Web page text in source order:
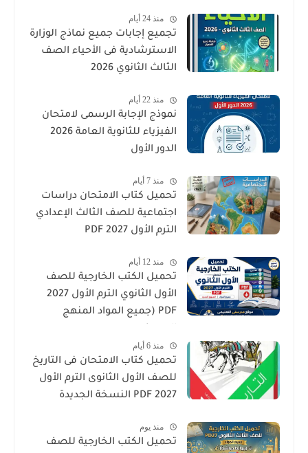
منذ 24 أيام
تجميع إجابات جميع نماذج الوزارة
الاسترشادية فى الأحياء الصف
الثالث الثانوي 2026
منذ 22 أيام
نموذج الإجابة الرسمى لامتحان
الفيزياء للثانوية العامة 2026
الدور الأول
منذ 7 أيام
تحميل كتاب الامتحان دراسات
اجتماعية للصف الثالث الإعدادي
الترم الأول 2027 PDF
منذ 12 أيام
تحميل الكتب الخارجية للصف
الأول الثانوي الترم الأول 2027
PDF (جميع المواد المنهج
منذ 6 أيام
تحميل كتاب الامتحان فى التاريخ
للصف الأول الثانوى الترم الأول
2027 PDF النسخة الجديدة
منذ يوم
تحميل الكتب الخارجية للصف